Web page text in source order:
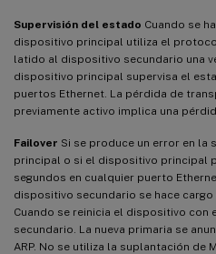
Supervisión del estado Cuando se
dispositivo principal utiliza el
latido al dispositivo secundario una
dispositivo principal supervisa el
puertos Ethernet. La pérdida de
previamente activo implica una
Failover Si se produce un error en
principal o si el dispositivo principal
segundos en cualquier puerto
dispositivo secundario se hace cargo
Cuando se reinicia el dispositivo con
secundario. La nueva primaria se
ARP. No se utiliza la suplantación de